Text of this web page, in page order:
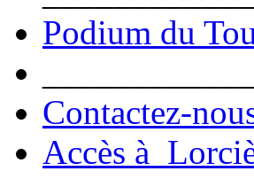
Podium du
Contactez-
Accès à